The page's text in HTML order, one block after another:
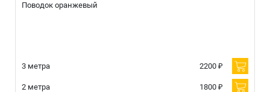
Поводок оранжевый
3 метра 2200 ₽
2 метра 1800 ₽